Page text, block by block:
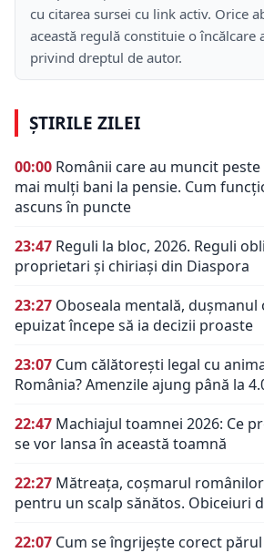
cu citarea sursei cu link activ. Orice
această regulă constituie o încălcare
privind dreptul de autor.
ȘTIRILE ZILEI
00:00 Românii care au muncit
mai mulți bani la pensie. Cum
ascuns în puncte
23:47 Reguli la bloc, 2026. Reguli
proprietari și chiriași din Diaspora
23:27 Oboseala mentală, dușmanul
epuizat începe să ia decizii proaste
23:07 Cum călătorești legal cu
România? Amenzile ajung până la
22:47 Machiajul toamnei 2026: Ce
se vor lansa în această toamnă
22:27 Mătreața, coșmarul
pentru un scalp sănătos. Obiceiuri
22:07 Cum se îngrijește corect